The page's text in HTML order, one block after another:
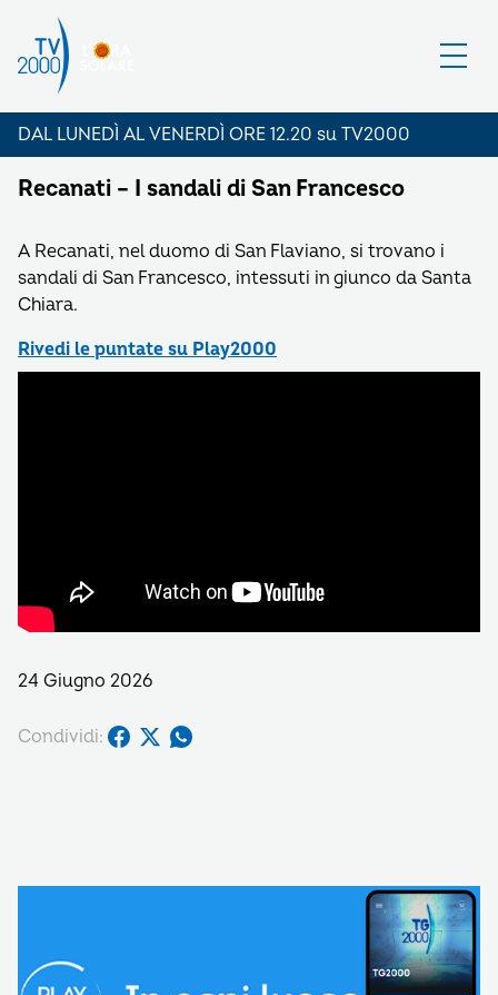
DAL LUNEDÌ AL VENERDÌ ORE 12.20 su TV2000
Recanati – I sandali di San Francesco
A Recanati, nel duomo di San Flaviano, si trovano i
sandali di San Francesco, intessuti in giunco da Santa
Chiara.
Rivedi le puntate su Play2000
24 Giugno 2026
Condividi: